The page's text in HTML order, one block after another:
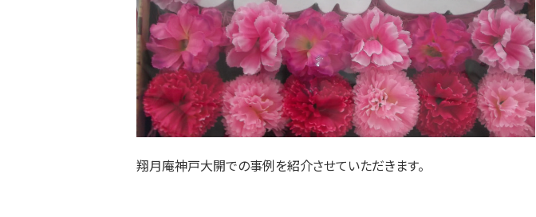
翔月庵神戸大開での事例を紹介させていただきます。